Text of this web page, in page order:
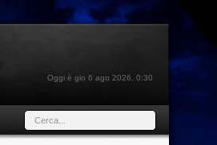
Oggi è gio 6 ago 2026, 0:30